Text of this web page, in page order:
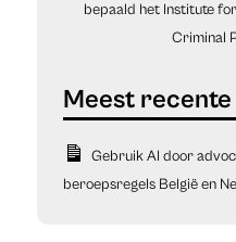
bepaald het Institute
Criminal
Gebruik AI door
beroepsregels België en